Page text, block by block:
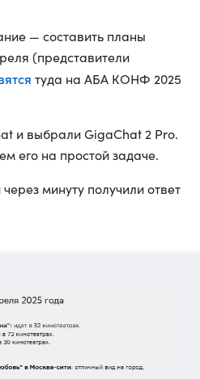
— составить планы
(представители
туда на АБА КОНФ 2025
и выбрали GigaChat 2 Pro.
его на простой задаче.
минуту получили ответ